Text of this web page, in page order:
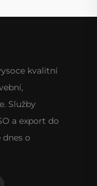
kvalitní
Služby
a export do
dnes o